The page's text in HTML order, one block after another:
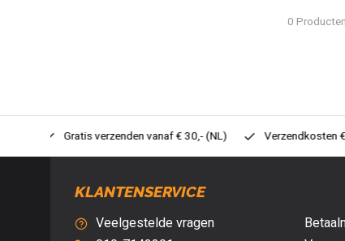
0 Producten
Verzendkosten € 2,95 (NL) Snelle levering
KLANTENSERVICE
Veelgestelde vragen